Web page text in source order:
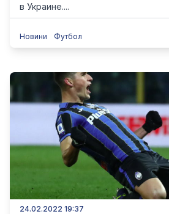
в Украине....
Новини Футбол
24.02.2022 19:37